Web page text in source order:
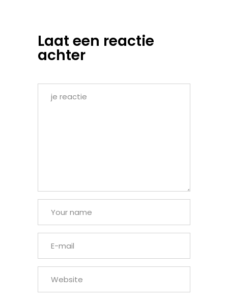
Laat een reactie
achter